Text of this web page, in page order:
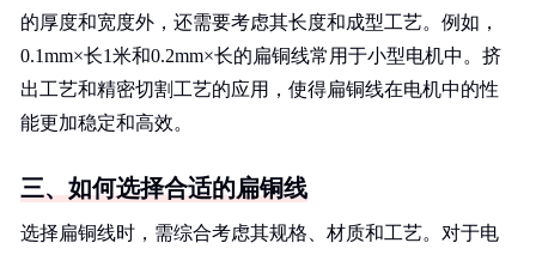
的厚度和宽度外，还需要考虑其长度和成型工艺。例如，
0.1mm×长1米和0.2mm×长的扁铜线常用于小型电机中。挤
出工艺和精密切割工艺的应用，使得扁铜线在电机中的性
能更加稳定和高效。
三、如何选择合适的扁铜线
选择扁铜线时，需综合考虑其规格、材质和工艺。对于电